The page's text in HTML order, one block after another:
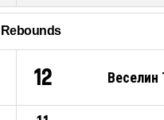
P400:44
1, Християн Монев
12 Веселин